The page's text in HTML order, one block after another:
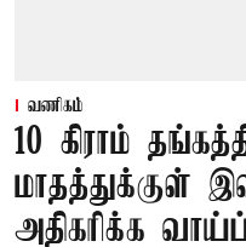
வணிகம்
10 கிராம்
மாதத்துக்குள்
அதிகரிக்க